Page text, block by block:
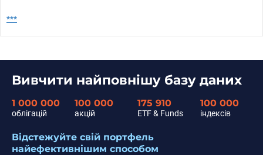
***
Вивчити найповнішу базу даних
1 000 000
облігацій
100 000
акцій
175 910
ETF & Funds
100 000
індексів
Відстежуйте свій портфель
найефективнішим способом